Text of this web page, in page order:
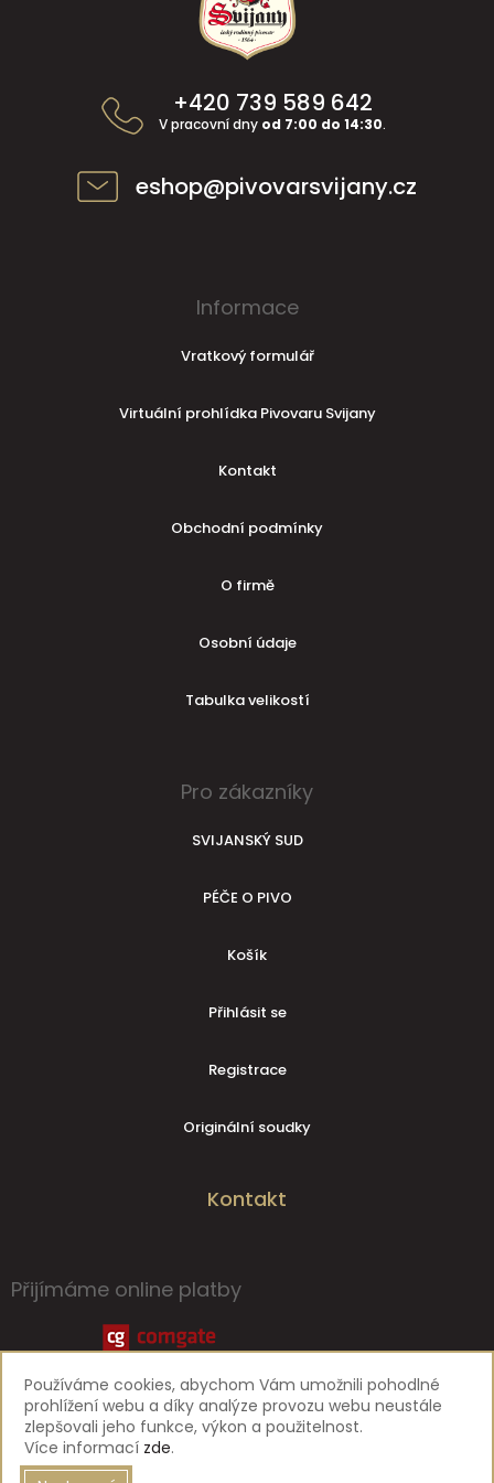
Používáme cookies, abychom Vám umožnili pohodlné
prohlížení webu a díky analýze provozu webu neustále
zlepšovali jeho funkce, výkon a použitelnost.
Více informací zde.
+420 739 589 642
V pracovní dny od 7:00 do 14:30.
eshop@pivovarsvijany.cz
Informace
Vratkový formulář
Virtuální prohlídka Pivovaru Svijany
Kontakt
Obchodní podmínky
O firmě
Osobní údaje
Tabulka velikostí
Pro zákazníky
SVIJANSKÝ SUD
PÉČE O PIVO
Košík
Přihlásit se
Registrace
Originální soudky
Kontakt
Přijímáme online platby